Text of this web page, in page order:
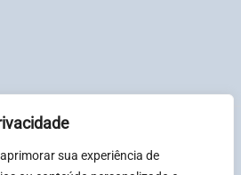
sua experiência de
31081317000123
Termos